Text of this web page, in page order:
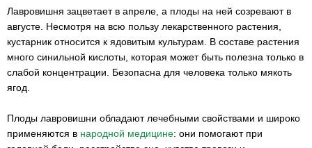
Лавровишня зацветает в апреле, а плоды на ней созревают в
августе. Несмотря на всю пользу лекарственного растения,
кустарник относится к ядовитым культурам. В составе растения
много синильной кислоты, которая может быть полезна только в
слабой концентрации. Безопасна для человека только мякоть
ягод.
Плоды лавровишни обладают лечебными свойствами и широко
применяются в народной медицине: они помогают при